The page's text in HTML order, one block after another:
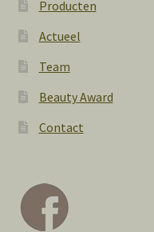
Producten
Actueel
Team
Beauty Award
Contact